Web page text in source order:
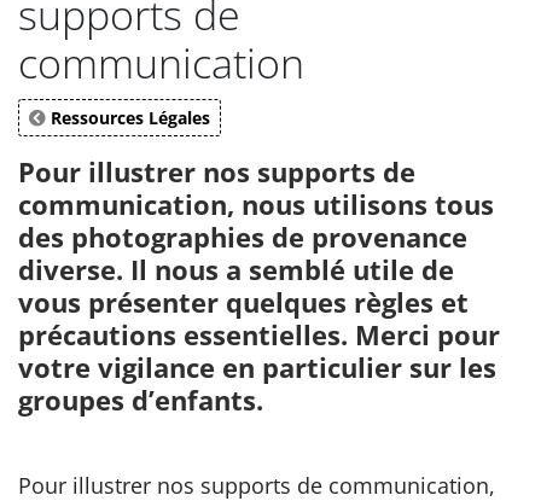
supports de
communication
Ressources Légales
Pour illustrer nos supports de
communication, nous utilisons tous
des photographies de provenance
diverse. Il nous a semblé utile de
vous présenter quelques règles et
précautions essentielles. Merci pour
votre vigilance en particulier sur les
groupes d’enfants.
Pour illustrer nos supports de communication,